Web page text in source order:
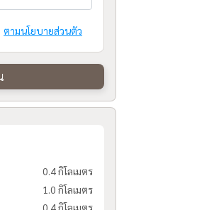
ตามนโยบายส่วนตัว
0.4 กิโลเมตร
1.0 กิโลเมตร
0.4 กิโลเมตร